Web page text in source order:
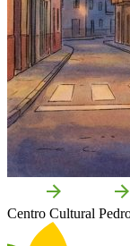
Centro Cultural